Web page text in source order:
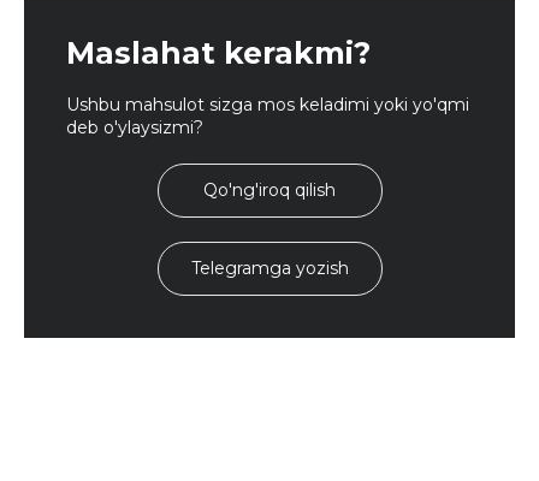
Maslahat kerakmi?
Ushbu mahsulot sizga mos keladimi yoki yo'qmi
deb o'ylaysizmi?
Qo'ng'iroq qilish
Telegramga yozish